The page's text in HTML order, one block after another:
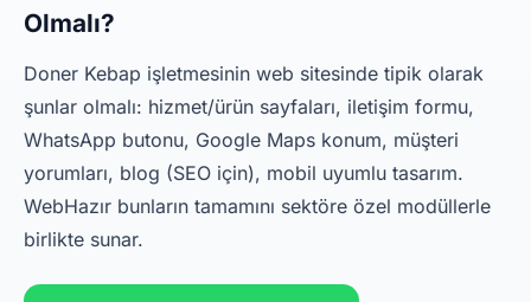
Olmalı?
Doner Kebap işletmesinin web sitesinde tipik olarak
şunlar olmalı: hizmet/ürün sayfaları, iletişim formu,
WhatsApp butonu, Google Maps konum, müşteri
yorumları, blog (SEO için), mobil uyumlu tasarım.
WebHazır bunların tamamını sektöre özel modüllerle
birlikte sunar.